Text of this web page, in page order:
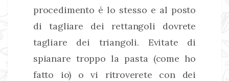
procedimento é lo stesso e al posto
di tagliare dei rettangoli dovrete
tagliare dei triangoli. Evitate di
spianare troppo la pasta (come ho
fatto io) o vi ritroverete con dei